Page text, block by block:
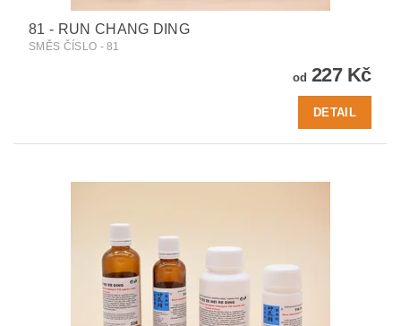
81 - RUN CHANG DING
SMĚS ČÍSLO - 81
od 227 Kč
DETAIL